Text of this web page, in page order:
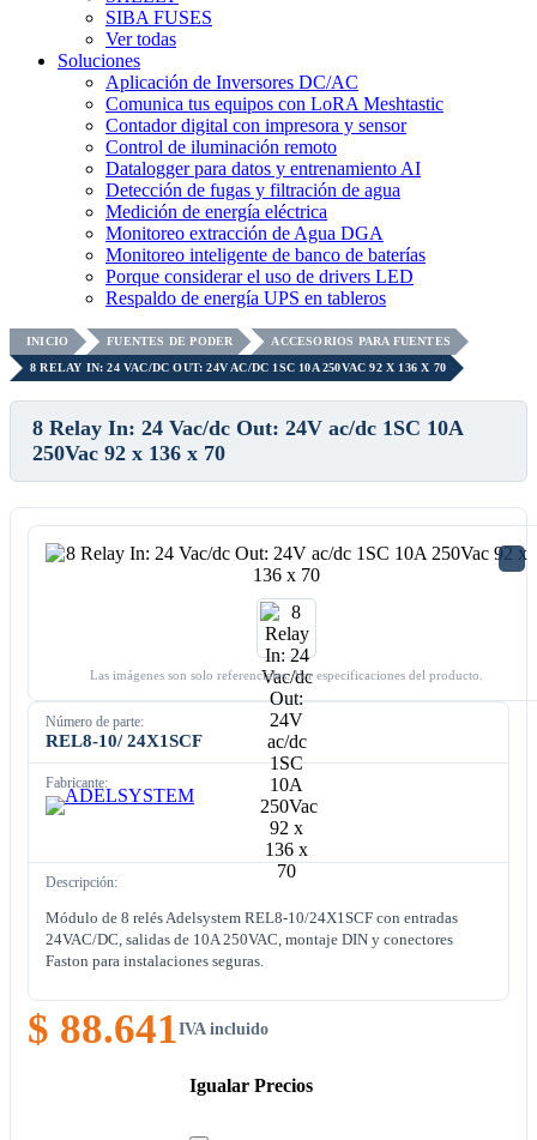
SIBA FUSES
Ver todas
Soluciones
Aplicación de Inversores DC/AC
Comunica tus equipos con LoRA Meshtastic
Contador digital con impresora y sensor
Control de iluminación remoto
Datalogger para datos y entrenamiento AI
Detección de fugas y filtración de agua
Medición de energía eléctrica
Monitoreo extracción de Agua DGA
Monitoreo inteligente de banco de baterías
Porque considerar el uso de drivers LED
Respaldo de energía UPS en tableros
INICIO FUENTES DE PODER
ACCESORIOS PARA FUENTES
8 RELAY IN: 24 VAC/DC OUT: 24V AC/DC 1SC 10A 250VAC 92 X 136 X 70
8 Relay In: 24 Vac/dc Out: 24V ac/dc 1SC 10A
250Vac 92 x 136 x 70
Las imágenes son solo referenciales. Ver especificaciones del producto.
Número de parte:
REL8-10/ 24X1SCF
Fabricante:
Descripción:
Módulo de 8 relés Adelsystem REL8-10/24X1SCF con entradas
24VAC/DC, salidas de 10A 250VAC, montaje DIN y conectores
Faston para instalaciones seguras.
$ 88.641IVA incluido
Igualar Precios